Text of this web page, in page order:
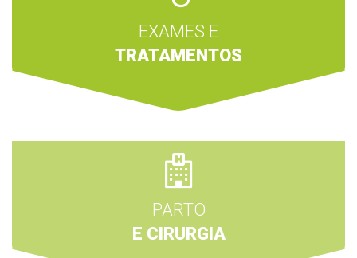
EXAMES E
TRATAMENTOS
PARTO
E CIRURGIA